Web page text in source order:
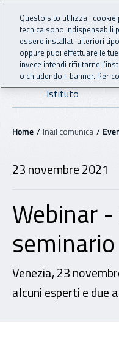
Vai al menu principale
Vai al contenuto principale
INAIL -
Istituto
Navigazione - Ti trovi
Home Inail comunica
23 novembre 2021
Webinar
Venezia, 23
alcuni esperti e due
Questo sito utilizza i cookie
tecnica sono indispensabili
essere installati ulteriori
oppure puoi effettuare le
invece intendi rifiutarne
o chiudendo il banner. Per